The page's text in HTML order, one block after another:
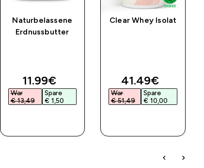
Naturbelassene
Erdnussbutter
discounted price
11.99€‎
War
€ 13,49‎
Spare
€ 1,50‎
Clear Whey Isolat
discounted price
41.49€‎
War
€ 51,49‎
Spare
€ 10,00‎